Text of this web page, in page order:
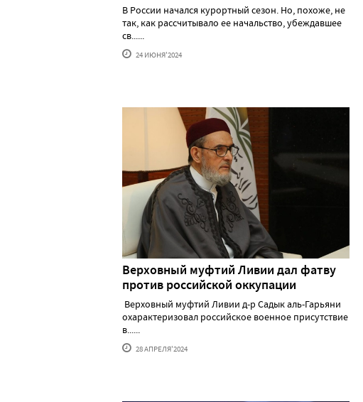
В России начался курортный сезон. Но, похоже, не
так, как рассчитывало ее начальство, убеждавшее
св......
24 ИЮНЯ'2024
Верховный муфтий Ливии дал фатву
против российской оккупации
Верховный муфтий Ливии д-р Садык аль-Гарьяни
охарактеризовал российское военное присутствие
в......
28 АПРЕЛЯ'2024